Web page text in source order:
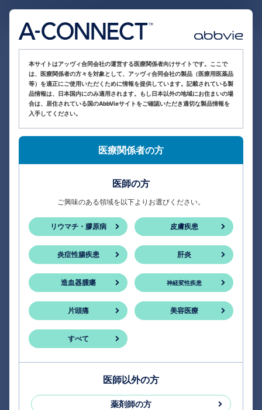
本サイトはアッヴィ合同会社の運営する医療関係者向けサイトです。ここで
は、医療関係者の方々を対象として、アッヴィ合同会社の製品（医療用医薬品
等）を適正にご使用いただくために情報を提供しています。記載されている製
品情報は、日本国内にのみ適用されます。もし日本以外の地域にお住まいの場
合は、居住されている国のAbbVieサイトをご確認いただき適切な製品情報を
入手してください。
医療関係者の方
医師の方
ご興味のある領域を以下よりお選びください。
リウマチ・膠原病 皮膚疾患
炎症性腸疾患 肝炎
造血器腫瘍 神経変性疾患
片頭痛 美容医療
すべて
医師以外の方
薬剤師の方